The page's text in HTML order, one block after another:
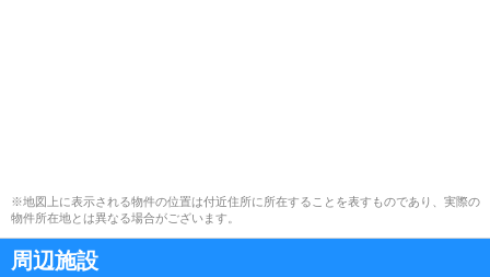
※地図上に表示される物件の位置は付近住所に所在することを表すものであり、実際の
物件所在地とは異なる場合がございます。
周辺施設